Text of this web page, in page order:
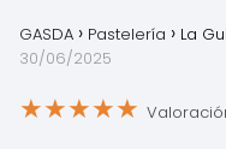
GASDA Pastelería
La
30/06/2025
★★★★★